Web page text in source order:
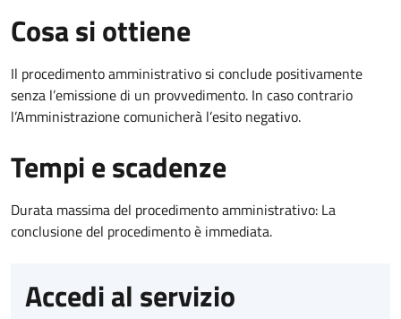
Cosa si ottiene
Il procedimento amministrativo si conclude positivamente
senza l’emissione di un provvedimento. In caso contrario
l’Amministrazione comunicherà l’esito negativo.
Tempi e scadenze
Durata massima del procedimento amministrativo: La
conclusione del procedimento è immediata.
Accedi al servizio